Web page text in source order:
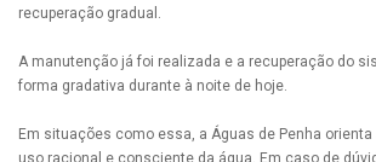
recuperação gradual.
A manutenção já foi realizada e a recuperação do
forma gradativa durante à noite de hoje.
Em situações como essa, a Águas de Penha orienta
uso racional e consciente da água. Em caso de